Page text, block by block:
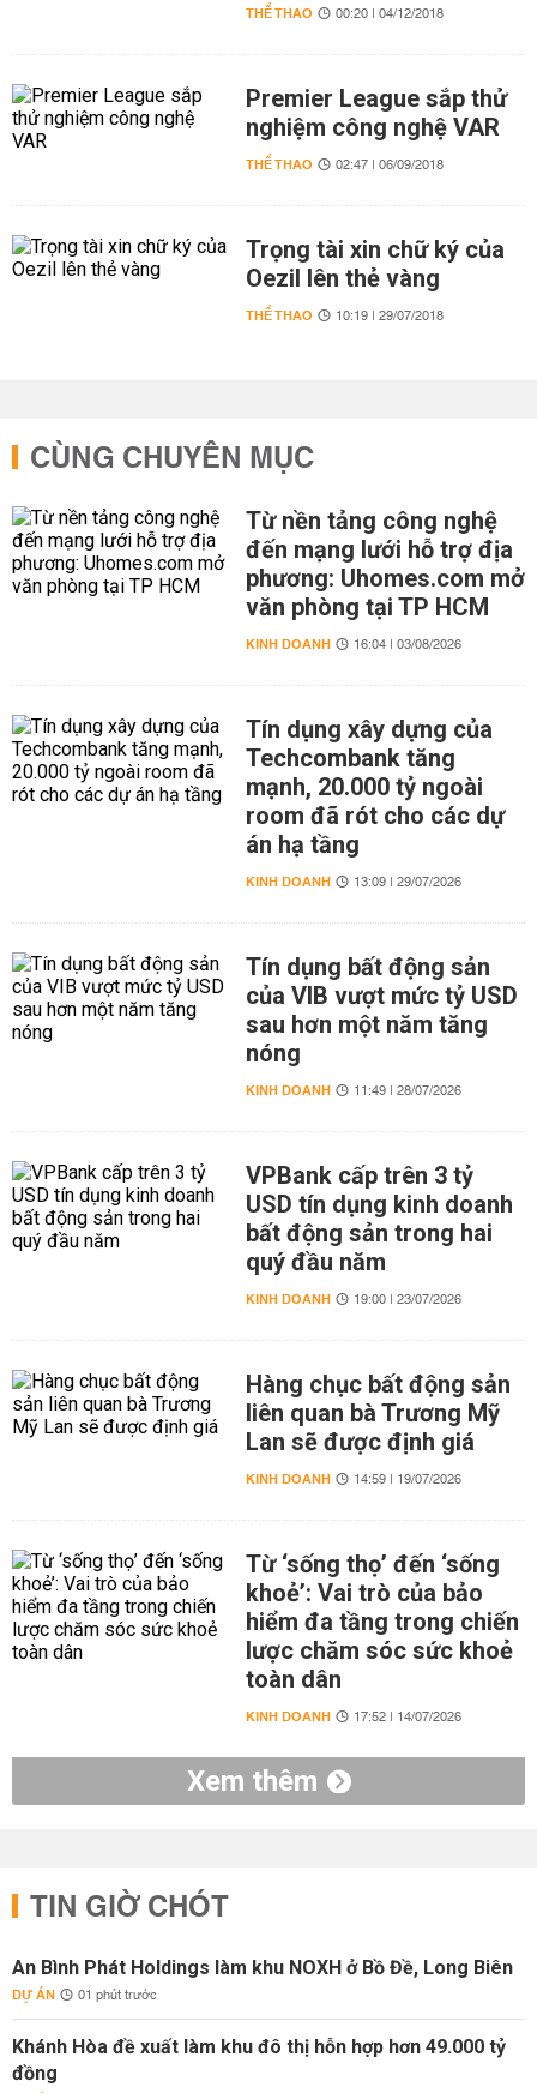
THỂ THAO 00:20 | 04/12/2018
Premier League sắp thử
nghiệm công nghệ VAR
THỂ THAO 02:47 | 06/09/2018
Trọng tài xin chữ ký của
Oezil lên thẻ vàng
THỂ THAO 10:19 | 29/07/2018
CÙNG CHUYÊN MỤC
Từ nền tảng công nghệ
đến mạng lưới hỗ trợ địa
phương: Uhomes.com mở
văn phòng tại TP HCM
KINH DOANH 16:04 | 03/08/2026
Tín dụng xây dựng của
Techcombank tăng
mạnh, 20.000 tỷ ngoài
room đã rót cho các dự
án hạ tầng
KINH DOANH 13:09 | 29/07/2026
Tín dụng bất động sản
của VIB vượt mức tỷ USD
sau hơn một năm tăng
nóng
KINH DOANH 11:49 | 28/07/2026
VPBank cấp trên 3 tỷ
USD tín dụng kinh doanh
bất động sản trong hai
quý đầu năm
KINH DOANH 19:00 | 23/07/2026
Hàng chục bất động sản
liên quan bà Trương Mỹ
Lan sẽ được định giá
KINH DOANH 14:59 | 19/07/2026
Từ ‘sống thọ’ đến ‘sống
khoẻ’: Vai trò của bảo
hiểm đa tầng trong chiến
lược chăm sóc sức khoẻ
toàn dân
KINH DOANH 17:52 | 14/07/2026
Xem thêm
TIN GIỜ CHÓT
An Bình Phát Holdings làm khu NOXH ở Bồ Đề, Long Biên
DỰ ÁN 01 phút trước
Khánh Hòa đề xuất làm khu đô thị hỗn hợp hơn 49.000 tỷ
đồng